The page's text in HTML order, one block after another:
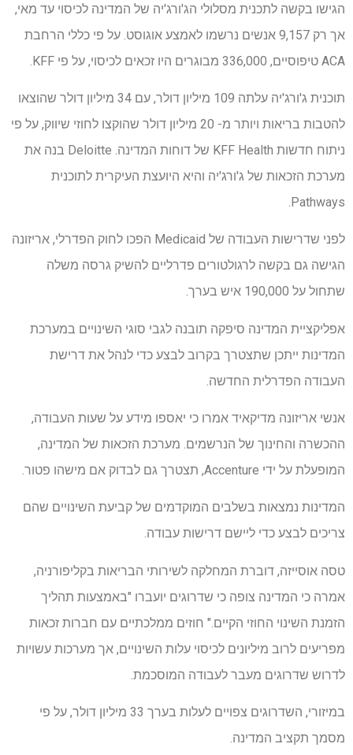
הגישו בקשה לתכנית מסלולי הג'ורג'יה של המדינה לכיסוי עד מאי,
אך רק 9,157 אנשים נרשמו לאמצע אוגוסט. על פי כללי הרחבת
ACA טיפוסיים, 336,000 מבוגרים היו זכאים לכיסוי, על פי KFF.
תוכנית ג'ורג'יה עלתה 109 מיליון דולר, עם 34 מיליון דולר שהוצאו
להטבות בריאות ויותר מ- 20 מיליון דולר שהוקצו לחוזי שיווק, על פי
ניתוח חדשות KFF Health של דוחות המדינה. Deloitte בנה את
מערכת הזכאות של ג'ורג'יה והיא היועצת העיקרית לתוכנית
Pathways.
לפני שדרישות העבודה של Medicaid הפכו לחוק הפדרלי, אריזונה
הגישה גם בקשה לרגולטורים פדרליים להשיק גרסה משלה
שתחול על 190,000 איש בערך.
אפליקציית המדינה סיפקה תובנה לגבי סוגי השינויים במערכת
המדינות ייתכן שתצטרך בקרוב לבצע כדי לנהל את דרישת
העבודה הפדרלית החדשה.
אנשי אריזונה מדיקאיד אמרו כי יאספו מידע על שעות העבודה,
ההכשרה והחינוך של הנרשמים. מערכת הזכאות של המדינה,
המופעלת על ידי Accenture, תצטרך גם לבדוק אם מישהו פטור.
המדינות נמצאות בשלבים המוקדמים של קביעת השינויים שהם
צריכים לבצע כדי ליישם דרישות עבודה.
טסה אוסייזה, דוברת המחלקה לשירותי הבריאות בקליפורניה,
אמרה כי המדינה צופה כי שדרוגים יועברו "באמצעות תהליך
הזמנת השינוי החוזי הקיים." חוזים ממלכתיים עם חברות זכאות
מפריעים לרוב מיליונים לכיסוי עלות השינויים, אך מערכות עשויות
לדרוש שדרוגים מעבר לעבודה המוסכמת.
במיזורי, השדרוגים צפויים לעלות בערך 33 מיליון דולר, על פי
מסמך תקציב המדינה.